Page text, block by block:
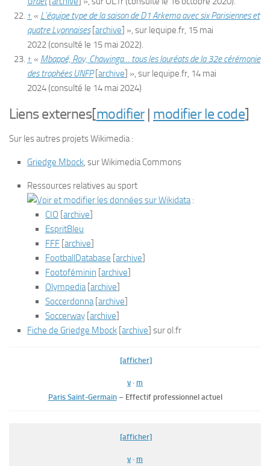
↑ « L’équipe type de la saison de D1 Arkema avec six Parisiennes et
quatre Lyonnaises[archive] », sur lequipe.fr, 15 mai
2022(consulté le 15 mai 2022).
↑ « Mbappé, Roy, Chawinga… tous les lauréats de la 32e cérémonie
des trophées UNFP[archive] », sur lequipe.fr, 14 mai
2024(consulté le 14 mai 2024)
Liens externes[modifier| modifier le code]
Sur les autres projets Wikimedia :
Griedge Mbock, surWikimedia Commons
Ressources relatives au sport
:
CIO [archive]
EspritBleu
FFF [archive]
FootballDatabase [archive]
Footoféminin [archive]
Olympedia[archive]
Soccerdonna[archive]
Soccerway [archive]
Fiche de Griedge Mbock [archive] sur ol.fr
[afficher]
v · m
Paris Saint-Germain– Effectif professionnel actuel
[afficher]
v · m